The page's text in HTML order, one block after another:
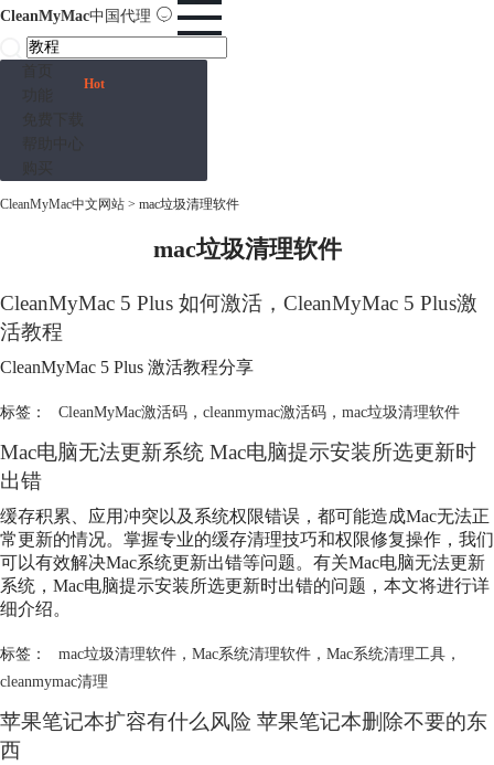
CleanMyMac中国代理
Hot
CleanMyMac中文网站 > mac垃圾清理软件
mac垃圾清理软件
CleanMyMac 5 Plus 如何激活，CleanMyMac 5 Plus激
活教程
CleanMyMac 5 Plus 激活教程分享
标签： CleanMyMac激活码， cleanmymac激活码， mac垃圾清理软件
Mac电脑无法更新系统 Mac电脑提示安装所选更新时
出错
缓存积累、应用冲突以及系统权限错误，都可能造成Mac无法正
常更新的情况。掌握专业的缓存清理技巧和权限修复操作，我们
可以有效解决Mac系统更新出错等问题。有关Mac电脑无法更新
系统，Mac电脑提示安装所选更新时出错的问题，本文将进行详
细介绍。
标签： mac垃圾清理软件， Mac系统清理软件， Mac系统清理工具，
cleanmymac清理
苹果笔记本扩容有什么风险 苹果笔记本删除不要的东
西